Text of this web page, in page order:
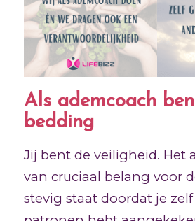
Als ademcoach
bedding
Jij bent de veiligheid. Het
van cruciaal belang voor
stevig staat doordat je